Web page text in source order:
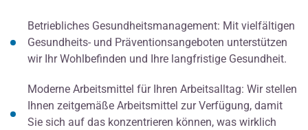
Betriebliches Gesundheitsmanagement: Mit vielfältigen
Gesundheits- und Präventionsangeboten unterstützen
wir Ihr Wohlbefinden und Ihre langfristige Gesundheit.
Moderne Arbeitsmittel für Ihren Arbeitsalltag: Wir stellen
Ihnen zeitgemäße Arbeitsmittel zur Verfügung, damit
Sie sich auf das konzentrieren können, was wirklich